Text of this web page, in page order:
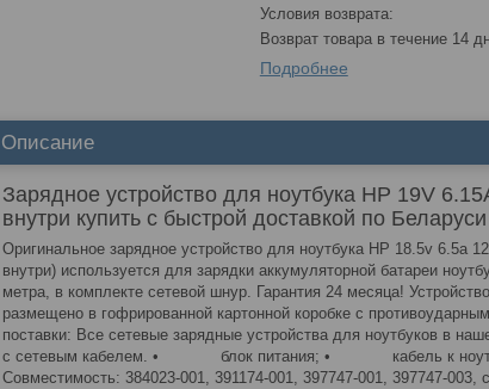
возврат товара в течение 14
Подробнее
Описание
Зарядное устройство для ноутбука HP 19V
внутри купить с быстрой доставкой по Беларуси
Оригинальное зарядное устройство для ноутбука HP 18.5v 6.5a
внутри) используется для зарядки аккумуляторной батареи
метра, в комплекте сетевой шнур. Гарантия 24 месяца!
размещено в гофрированной картонной коробке с
поставки: Все сетевые зарядные устройства для ноутбуков в
с сетевым кабелем. • блок питания; • кабель к
Совместимость: 384023-001, 391174-001, 397747-001, 397747-